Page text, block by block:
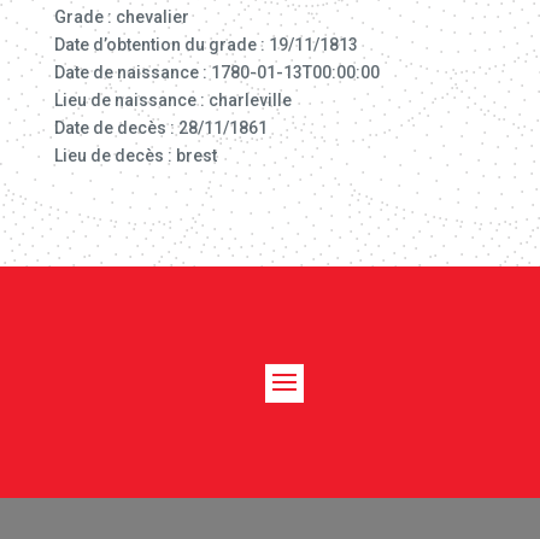
Grade : chevalier
Date d’obtention du grade : 19/11/1813
Date de naissance : 1780-01-13T00:00:00
Lieu de naissance : charleville
Date de decès : 28/11/1861
Lieu de decès : brest